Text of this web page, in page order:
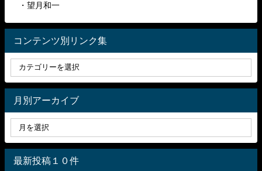
・望月和一
コンテンツ別リンク集
月別アーカイブ
最新投稿１０件